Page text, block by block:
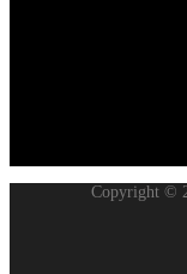
Copyright ©